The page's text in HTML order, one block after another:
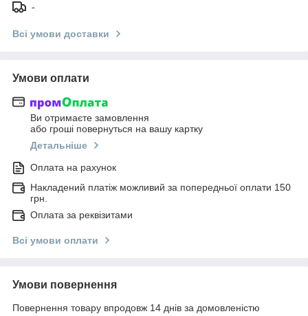
-
Всі умови доставки
Умови оплати
Ви отримаєте замовлення
або гроші повернуться на вашу картку
Детальніше
Оплата на рахунок
Накладений платіж можливий за попередньої оплати 150
грн.
Оплата за реквізитами
Всі умови оплати
Умови повернення
Повернення товару впродовж 14 днів за домовленістю